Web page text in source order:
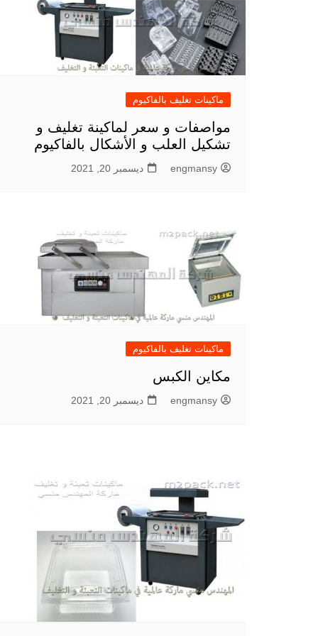
ماكينات تغليف بالفاكيوم
مواصفات و سعر لماكينة تغليف و
تشكيل العلب و الأشكال بالفاكيوم
engmansy ديسمبر 20, 2021
ماكينات تغليف بالفاكيوم
مكاين الكبس
engmansy ديسمبر 20, 2021